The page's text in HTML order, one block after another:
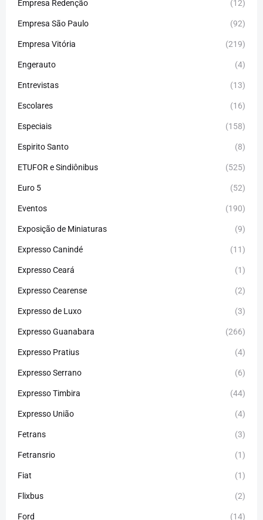
Empresa Redenção (12)
Empresa São Paulo (92)
Empresa Vitória (219)
Engerauto (4)
Entrevistas (13)
Escolares (16)
Especiais (158)
Espirito Santo (8)
ETUFOR e Sindiônibus (525)
Euro 5 (52)
Eventos (190)
Exposição de Miniaturas (9)
Expresso Canindé (11)
Expresso Ceará (1)
Expresso Cearense (2)
Expresso de Luxo (3)
Expresso Guanabara (266)
Expresso Pratius (4)
Expresso Serrano (6)
Expresso Timbira (44)
Expresso União (4)
Fetrans (3)
Fetransrio (1)
Fiat (1)
Flixbus (2)
Ford (14)